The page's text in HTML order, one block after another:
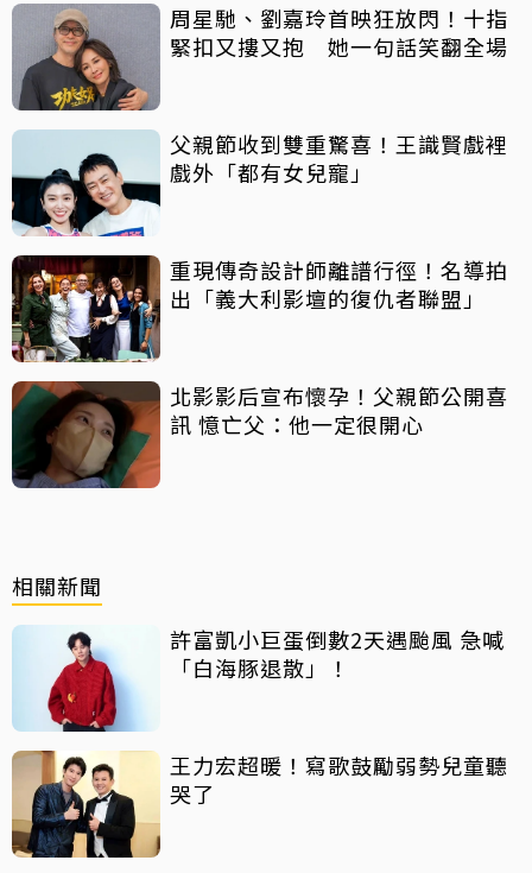
周星馳、劉嘉玲首映狂放閃！十指
緊扣又摟又抱 她一句話笑翻全場
父親節收到雙重驚喜！王識賢戲裡
戲外「都有女兒寵」
重現傳奇設計師離譜行徑！名導拍
出「義大利影壇的復仇者聯盟」
北影影后宣布懷孕！父親節公開喜
訊 憶亡父：他一定很開心
相關新聞
許富凱小巨蛋倒數2天遇颱風 急喊
「白海豚退散」！
王力宏超暖！寫歌鼓勵弱勢兒童聽
哭了